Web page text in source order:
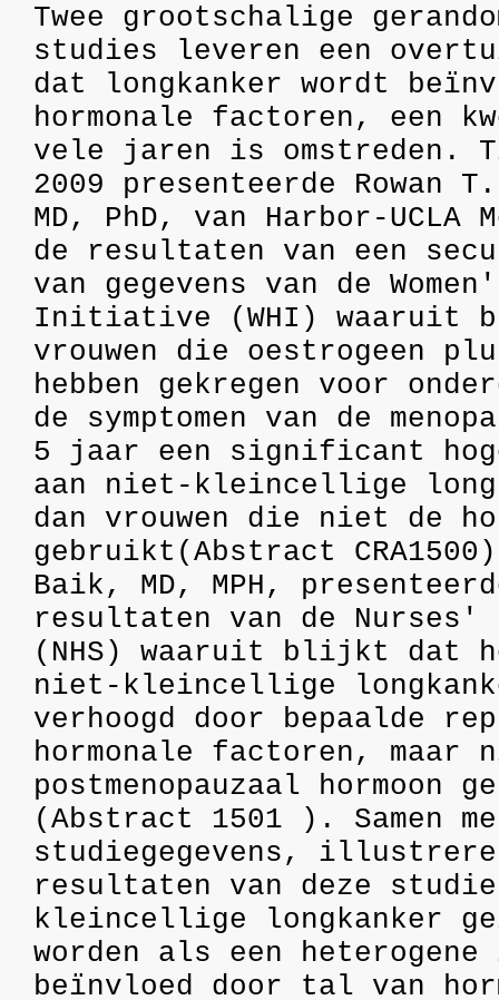
Twee grootschalige
studies leveren een
dat longkanker wordt
hormonale factoren, een
vele jaren is omstreden.
2009 presenteerde Rowan
MD, PhD, van Harbor-UCLA
de resultaten van een
van gegevens van de
Initiative (WHI) waaruit
vrouwen die oestrogeen
hebben gekregen voor
de symptomen van de
5 jaar een significant
aan niet-kleincellige
dan vrouwen die niet de
gebruikt(Abstract
Baik, MD, MPH,
resultaten van de Nurses'
(NHS) waaruit blijkt dat
niet-kleincellige
verhoogd door bepaalde
hormonale factoren, maar
postmenopauzaal hormoon
(Abstract 1501 ). Samen
studiegegevens,
resultaten van deze
kleincellige longkanker
worden als een
beïnvloed door tal van